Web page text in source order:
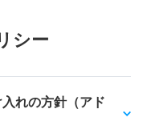
シー
れの方針（アド